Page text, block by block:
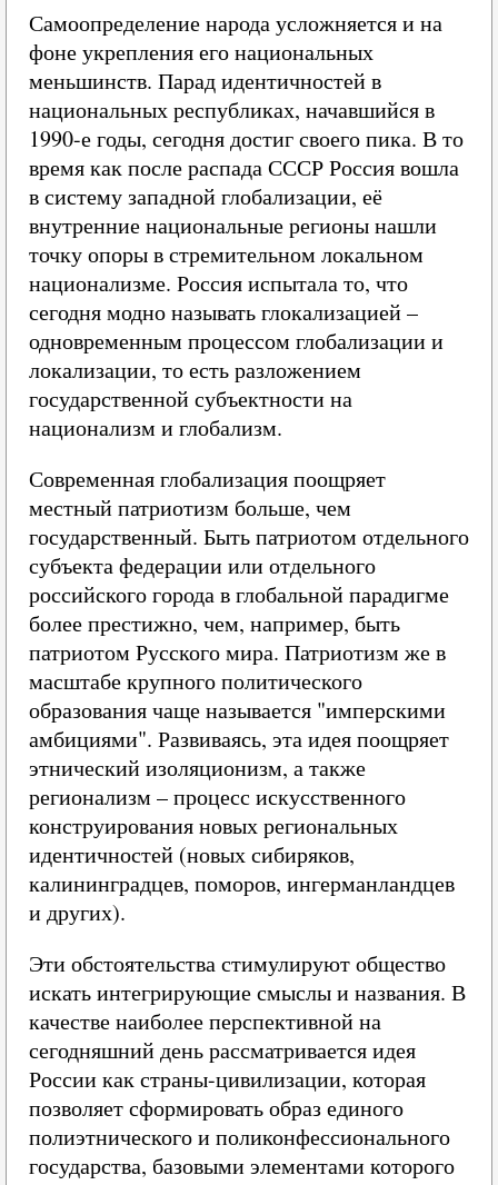
Самоопределение народа усложняется и на
фоне укрепления его национальных
меньшинств. Парад идентичностей в
национальных республиках, начавшийся в
1990-е годы, сегодня достиг своего пика. В то
время как после распада СССР Россия вошла
в систему западной глобализации, её
внутренние национальные регионы нашли
точку опоры в стремительном локальном
национализме. Россия испытала то, что
сегодня модно называть глокализацией –
одновременным процессом глобализации и
локализации, то есть разложением
государственной субъектности на
национализм и глобализм.
Современная глобализация поощряет
местный патриотизм больше, чем
государственный. Быть патриотом отдельного
субъекта федерации или отдельного
российского города в глобальной парадигме
более престижно, чем, например, быть
патриотом Русского мира. Патриотизм же в
масштабе крупного политического
образования чаще называется "имперскими
амбициями". Развиваясь, эта идея поощряет
этнический изоляционизм, а также
регионализм – процесс искусственного
конструирования новых региональных
идентичностей (новых сибиряков,
калининградцев, поморов, ингерманландцев
и других).
Эти обстоятельства стимулируют общество
искать интегрирующие смыслы и названия. В
качестве наиболее перспективной на
сегодняшний день рассматривается идея
России как страны-цивилизации, которая
позволяет сформировать образ единого
полиэтнического и поликонфессионального
государства, базовыми элементами которого